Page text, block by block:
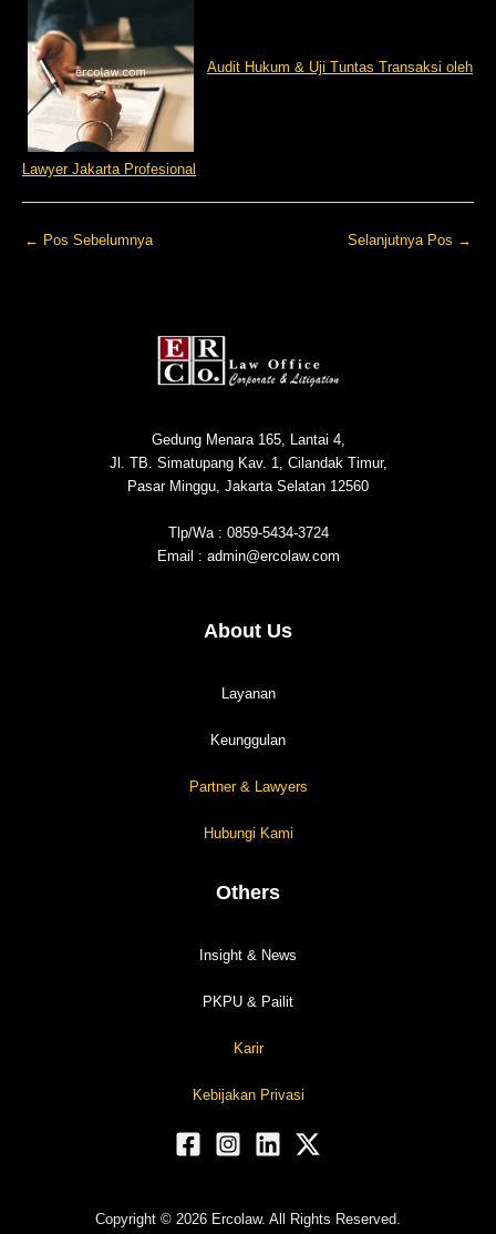
Audit Hukum & Uji Tuntas Transaksi oleh
Lawyer Jakarta Profesional
← Pos Sebelumnya Selanjutnya Pos →
Gedung Menara 165, Lantai 4,
Jl. TB. Simatupang Kav. 1, Cilandak Timur,
Pasar Minggu, Jakarta Selatan 12560
Tlp/Wa : 0859-5434-3724
Email : admin@ercolaw.com
About Us
Layanan
Keunggulan
Partner & Lawyers
Hubungi Kami
Others
Insight & News
PKPU & Pailit
Karir
Kebijakan Privasi
Copyright © 2026 Ercolaw. All Rights Reserved.